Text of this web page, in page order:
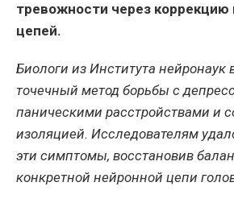
тревожности через
цепей.
Биологи из Института
точечный метод борьбы с
паническими расстройствами и
изоляцией. Исследователям
эти симптомы, восстановив
конкретной нейронной цепи